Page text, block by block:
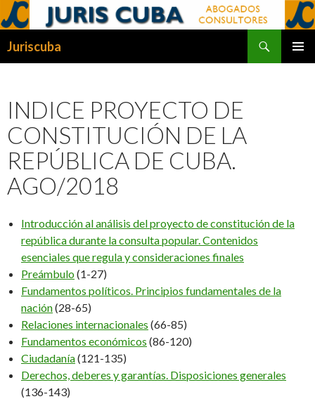
Juriscuba
INDICE PROYECTO DE
CONSTITUCIÓN DE LA
REPÚBLICA DE CUBA.
AGO/2018
Introducción al análisis del proyecto de constitución de la
república durante la consulta popular. Contenidos
esenciales que regula y consideraciones finales
Preámbulo(1-27)
Fundamentos políticos. Principios fundamentales de la
nación(28-65)
Relaciones internacionales (66-85)
Fundamentos económicos (86-120)
Ciudadanía(121-135)
Derechos, deberes y garantías. Disposiciones generales
(136-143)